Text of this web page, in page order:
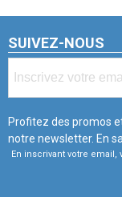
SUIVEZ-NOUS
Profitez des promos
notre newsletter. En
En inscrivant votre